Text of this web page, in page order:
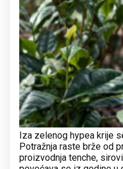
Iza zelenog hypea krije
Potražnja raste brže od
proizvodnja tenche,